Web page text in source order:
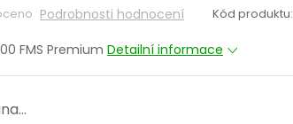
Podrobnosti hodnocení Kód produktu:
FMS Premium Detailní informace